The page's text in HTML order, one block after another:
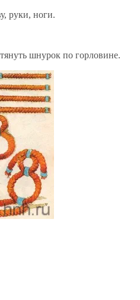
руки, ноги.
шнурок по горловине.